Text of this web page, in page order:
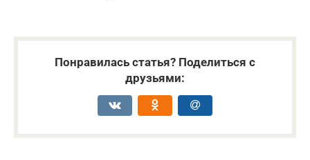
Понравилась статья? Поделиться с
друзьями: